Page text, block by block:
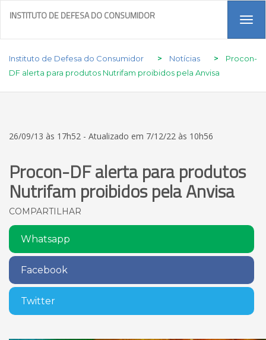
INSTITUTO DE DEFESA DO CONSUMIDOR
Instituto de Defesa do Consumidor > Notícias >
Procon-
DF alerta para produtos Nutrifam proibidos pela Anvisa
26/09/13 às 17h52 - Atualizado em 7/12/22 às 10h56
Procon-DF alerta para produtos
Nutrifam proibidos pela Anvisa
COMPARTILHAR
Whatsapp
Facebook
Twitter